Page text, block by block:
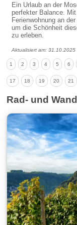
Ein Urlaub an der
perfekter Balance.
Ferienwohnung an
um die Schönheit
zu erleben.
Aktualisiert am: 31.10.2025
1 2 3 4 5 6
17 18 19 20 21
Rad- und